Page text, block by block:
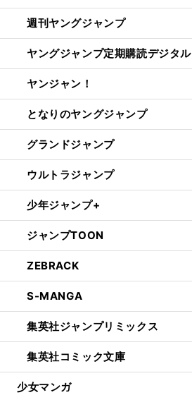
週刊ヤングジャンプ
ヤングジャンプ定期購読デジタル
ヤンジャン！
となりのヤングジャンプ
グランドジャンプ
ウルトラジャンプ
少年ジャンプ+
ジャンプTOON
ZEBRACK
S-MANGA
集英社ジャンプリミックス
集英社コミック文庫
少女マンガ